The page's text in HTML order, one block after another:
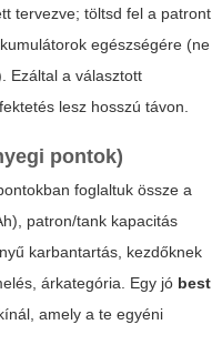
tervezve; töltsd fel a patront
egészségére (ne
Ezáltal a választott
lesz hosszú távon.
pontok)
foglaltuk össze a
patron/tank kapacitás
karbantartás, kezdőknek
árkategória. Egy jó best
amely a te egyéni